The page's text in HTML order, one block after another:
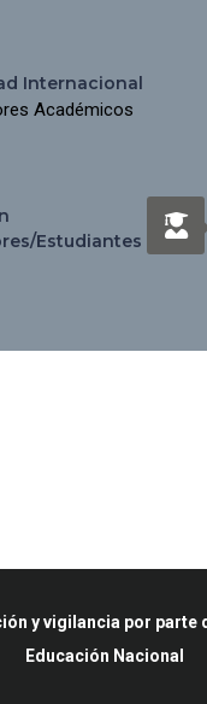
Internacional
Académicos
Estudiantes
y vigilancia por parte
Educación Nacional